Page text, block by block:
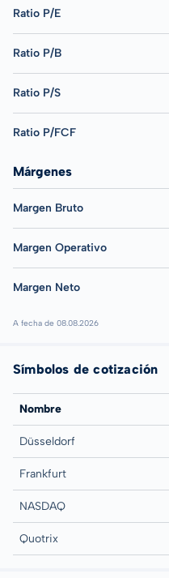
Ratio P/E
Ratio P/B
Ratio P/S
Ratio P/FCF
Márgenes
Margen Bruto
Margen Operativo
Margen Neto
A fecha de 08.08.2026
Símbolos de cotización
Nombre
Düsseldorf
Frankfurt
NASDAQ
Quotrix